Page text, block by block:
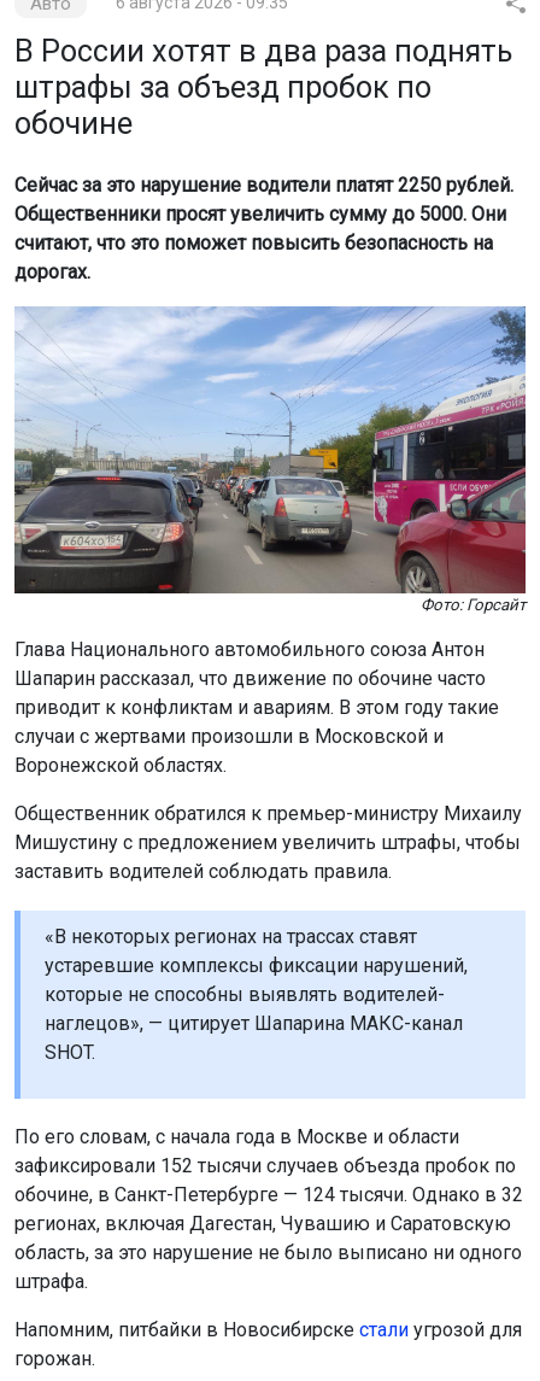
В России хотят в два раза поднять
штрафы за объезд пробок по
обочине
Сейчас за это нарушение водители платят 2250 рублей.
Общественники просят увеличить сумму до 5000. Они
считают, что это поможет повысить безопасность на
дорогах.
Фото: Горсайт
Глава Национального автомобильного союза Антон
Шапарин рассказал, что движение по обочине часто
приводит к конфликтам и авариям. В этом году такие
случаи с жертвами произошли в Московской и
Воронежской областях.
Общественник обратился к премьер-министру Михаилу
Мишустину с предложением увеличить штрафы, чтобы
заставить водителей соблюдать правила.
«В некоторых регионах на трассах ставят
устаревшие комплексы фиксации нарушений,
которые не способны выявлять водителей-
наглецов», — цитирует Шапарина МАКС-канал
SHOT.
По его словам, с начала года в Москве и области
зафиксировали 152 тысячи случаев объезда пробок по
обочине, в Санкт-Петербурге — 124 тысячи. Однако в 32
регионах, включая Дагестан, Чувашию и Саратовскую
область, за это нарушение не было выписано ни одного
штрафа.
Напомним, питбайки в Новосибирске стали угрозой для
горожан.